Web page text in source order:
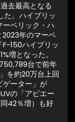
去最高となる
た。ハイブリッ
ーベリック・ハ
2023年のマーベ
150ハイブリッ
増となった。
台で前年
を約20万台上回
ゲーター」が
の「アビエー
42％増）も好